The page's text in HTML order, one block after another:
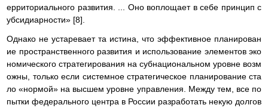
ерриториального развития. ... Оно воплощает в себе принцип с
убсидиарности» [8].
Однако не устаревает та истина, что эффективное планирован
ие пространственного развития и использование элементов эко
номического стратегирования на субнациональном уровне возм
ожны, только если системное стратегическое планирование ста
ло «нормой» на высшем уровне управления. Между тем, все по
пытки федерального центра в России разработать некую долгов